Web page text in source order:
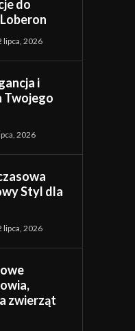
do
lipca, 2026
i
Twojego
2026
Styl dla
lipca, 2026
zwierząt